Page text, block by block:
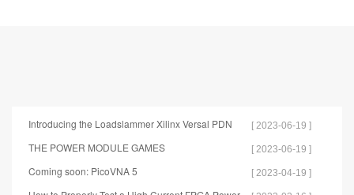
Introducing the Loadslammer Xilinx Versal PDN
Test Tools
[ 2023-06-19 ]
THE POWER MODULE GAMES [ 2023-06-19 ]
Coming soon: PicoVNA 5 [ 2023-04-19 ]